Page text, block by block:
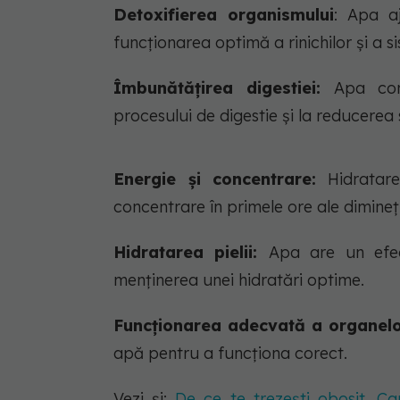
Detoxifierea organismului: Apa
funcționarea optimă a rinichilor și a
Îmbunătățirea digestiei: Apa
procesului de digestie și la reducerea
Energie și concentrare:
concentrare în primele ore ale
Hidratarea pielii: Apa are un
menținerea unei hidratări optime.
Funcționarea adecvată a
apă pentru a funcționa corect.